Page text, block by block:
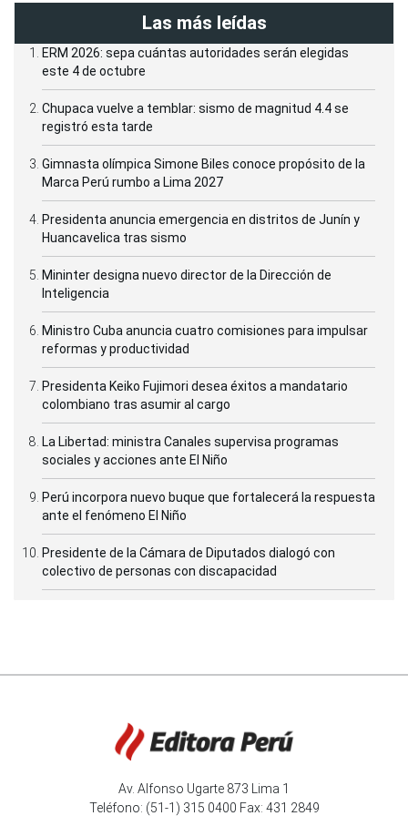
Las más leídas
ERM 2026: sepa cuántas autoridades serán elegidas
este 4 de octubre
Chupaca vuelve a temblar: sismo de magnitud 4.4 se
registró esta tarde
Gimnasta olímpica Simone Biles conoce propósito de la
Marca Perú rumbo a Lima 2027
Presidenta anuncia emergencia en distritos de Junín y
Huancavelica tras sismo
Mininter designa nuevo director de la Dirección de
Inteligencia
Ministro Cuba anuncia cuatro comisiones para impulsar
reformas y productividad
Presidenta Keiko Fujimori desea éxitos a mandatario
colombiano tras asumir al cargo
La Libertad: ministra Canales supervisa programas
sociales y acciones ante El Niño
Perú incorpora nuevo buque que fortalecerá la respuesta
ante el fenómeno El Niño
Presidente de la Cámara de Diputados dialogó con
colectivo de personas con discapacidad
Av. Alfonso Ugarte 873 Lima 1
Teléfono: (51-1) 315 0400 Fax: 431 2849